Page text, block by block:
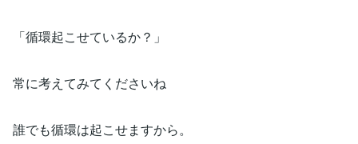
「循環起こせているか？」
常に考えてみてくださいね
誰でも循環は起こせますから。